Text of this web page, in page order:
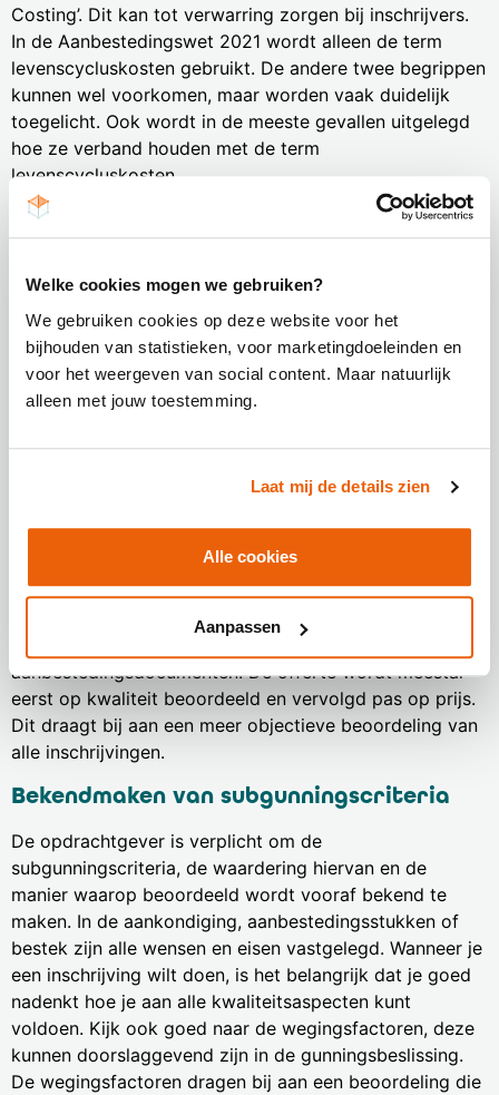
Welke cookies mogen we gebruiken?
We gebruiken cookies op deze website voor het
bijhouden van statistieken, voor marketingdoeleinden en
voor het weergeven van social content. Maar natuurlijk
alleen met jouw toestemming.
Laat mij de details zien
Alle cookies
Aanpassen
Costing’. Dit kan tot verwarring zorgen bij inschrijvers.
In de Aanbestedingswet 2021 wordt alleen de term
levenscycluskosten gebruikt. De andere twee begrippen
kunnen wel voorkomen, maar worden vaak duidelijk
toegelicht. Ook wordt in de meeste gevallen uitgelegd
hoe ze verband houden met de term
levenscycluskosten.
Subgunningscriteria
gebruik van BPKV gebruik te maken
subgunningscriteria. Als inschrijver wordt je dan meer
gestimuleerd om tegemoet te komen aan de wensen en
eisen van de opdrachtgever. Een beoordeling op basis
van beste prijs-kwaliteitverhouding (BPKV) met het
administratieve handelingen met zich mee, wat betekent
dat je meer tijd kwijt bent aan de inschrijving. Aan de
onderscheiden van de concurrentie.
Bij de beoordeling wordt er vaak onafhankelijk naar de
aanbestedingsdocumenten. De offerte wordt meestal
eerst op kwaliteit beoordeeld en vervolgd pas op prijs.
Dit draagt bij aan een meer objectieve beoordeling van
alle inschrijvingen.
Bekendmaken van subgunningscriteria
De opdrachtgever is verplicht om de
subgunningscriteria, de waardering hiervan en de
manier waarop beoordeeld wordt vooraf bekend te
maken. In de aankondiging, aanbestedingsstukken of
bestek zijn alle wensen en eisen vastgelegd. Wanneer je
een inschrijving wilt doen, is het belangrijk dat je goed
nadenkt hoe je aan alle kwaliteitsaspecten kunt
voldoen. Kijk ook goed naar de wegingsfactoren, deze
kunnen doorslaggevend zijn in de gunningsbeslissing.
De wegingsfactoren dragen bij aan een beoordeling die